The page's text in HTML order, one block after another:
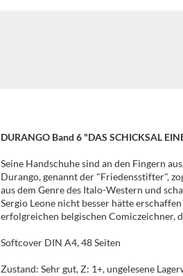
DURANGO Band 6 "DAS SCHICKSAL
Seine Handschuhe sind an den Fingern
Durango, genannt der "Friedensstifter",
aus dem Genre des Italo-Western und
Sergio Leone nicht besser hätte
erfolgreichen belgischen Comiczeichner,
Softcover DIN A4, 48 Seiten
Zustand: Sehr gut, Z: 1+, ungelesene